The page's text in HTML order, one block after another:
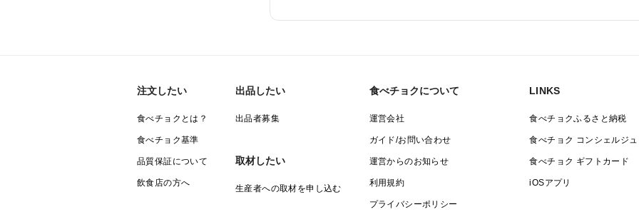
注文したい
食べチョクとは？
食べチョク基準
品質保証について
飲食店の方へ
出品したい
出品者募集
取材したい
生産者への取材を申し込む
食べチョクについて
運営会社
ガイド/お問い合わせ
運営からのお知らせ
利用規約
プライバシーポリシー
LINKS
食べチョクふるさと納税
食べチョク コンシェルジュ
食べチョク ギフトカード
iOSアプリ